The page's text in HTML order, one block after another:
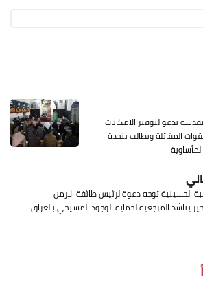
يدعو لتوفير الامكانات
المقاتلة ويطالب بنجدة
الحسينية توجه دعوة لرئيس طائفة الارمن
يناشد المرجعية لحماية الوجود المسيحي بالعراق